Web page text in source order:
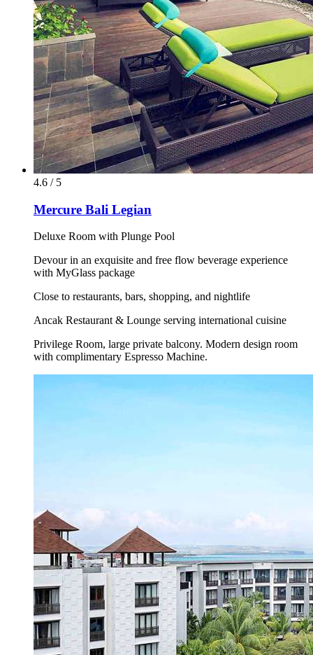
4.6 / 5
Mercure Bali Legian
Deluxe Room with Plunge Pool
Devour in an exquisite and free flow beverage experience
with MyGlass package
Close to restaurants, bars, shopping, and nightlife
Ancak Restaurant & Lounge serving international cuisine
Privilege Room, large private balcony. Modern design room
with complimentary Espresso Machine.